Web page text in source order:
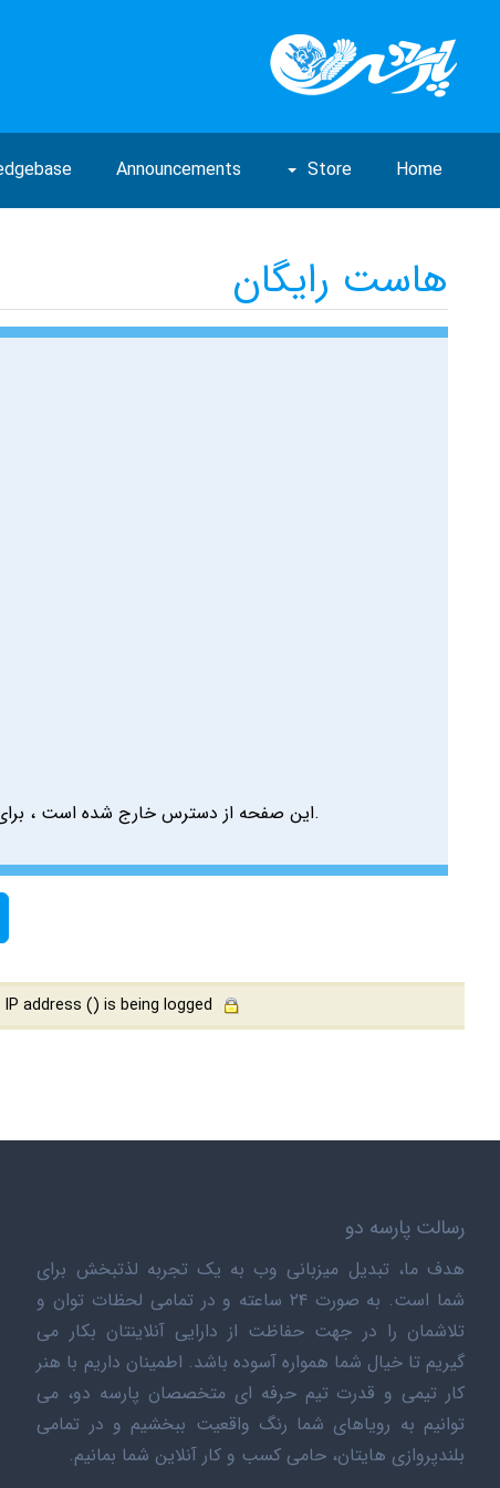
Home
Store
Announcements
هاست رایگان
این صفحه از دسترس خارج شده است ،
) is being logged.
رسالت پارسه دو
هدف ما، تبدیل میزبانی وب به یک تجربه لذتبخش برای
شما است. به صورت ۲۴ ساعته و در تمامی لحظات توان و
تلاشمان را در جهت حفاظت از دارایی آنلاینتان بکار می
گیریم تا خیال شما همواره آسوده باشد. اطمینان داریم با هنر
کار تیمی و قدرت تیم حرفه ای متخصصان پارسه دو، می
توانیم به رویاهای شما رنگ واقعیت ببخشیم و در تمامی
بلندپروازی هایتان، حامی کسب و کار آنلاین شما بمانیم.